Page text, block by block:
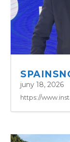
juny 18, 2026
https://